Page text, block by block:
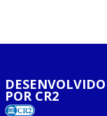
DESENVOLVIDO
POR CR2